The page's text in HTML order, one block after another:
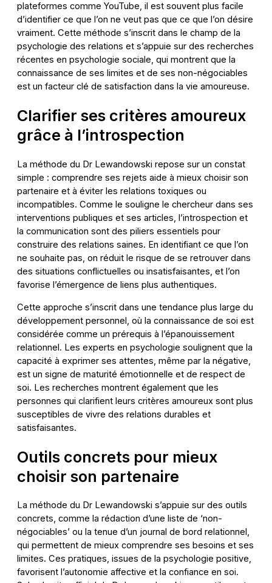
plateformes comme YouTube, il est souvent plus facile
d’identifier ce que l’on ne veut pas que ce que l’on désire
vraiment. Cette méthode s’inscrit dans le champ de la
psychologie des relations et s’appuie sur des recherches
récentes en psychologie sociale, qui montrent que la
connaissance de ses limites et de ses non-négociables
est un facteur clé de satisfaction dans la vie amoureuse.
Clarifier ses critères amoureux
grâce à l’introspection
La méthode du Dr Lewandowski repose sur un constat
simple : comprendre ses rejets aide à mieux choisir son
partenaire et à éviter les relations toxiques ou
incompatibles. Comme le souligne le chercheur dans ses
interventions publiques et ses articles, l’introspection et
la communication sont des piliers essentiels pour
construire des relations saines. En identifiant ce que l’on
ne souhaite pas, on réduit le risque de se retrouver dans
des situations conflictuelles ou insatisfaisantes, et l’on
favorise l’émergence de liens plus authentiques.
Cette approche s’inscrit dans une tendance plus large du
développement personnel, où la connaissance de soi est
considérée comme un prérequis à l’épanouissement
relationnel. Les experts en psychologie soulignent que la
capacité à exprimer ses attentes, même par la négative,
est un signe de maturité émotionnelle et de respect de
soi. Les recherches montrent également que les
personnes qui clarifient leurs critères amoureux sont plus
susceptibles de vivre des relations durables et
satisfaisantes.
Outils concrets pour mieux
choisir son partenaire
La méthode du Dr Lewandowski s’appuie sur des outils
concrets, comme la rédaction d’une liste de ‘non-
négociables’ ou la tenue d’un journal de bord relationnel,
qui permettent de mieux comprendre ses besoins et ses
limites. Ces pratiques, issues de la psychologie positive,
favorisent l’autonomie affective et la confiance en soi.